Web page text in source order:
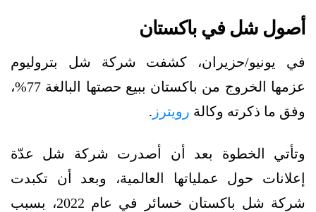
أصول شل في باكستان
في يونيو/حزيران، كشفت شركة شل بتروليوم
عزمها الخروج من باكستان ببيع حصتها البالغة 77%،
وفق ما ذكرته وكالة رويترز .
وتأتي الخطوة بعد أن أصدرت شركة شل عدّة
إعلانات حول عملياتها العالمية، وبعد أن تكبدت
شركة شل باكستان خسائر في عام 2022، بسبب